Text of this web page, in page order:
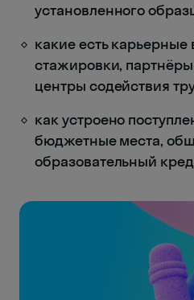
установленного
какие есть
стажировки,
центры содействия
как устроено
бюджетные места,
образовательный